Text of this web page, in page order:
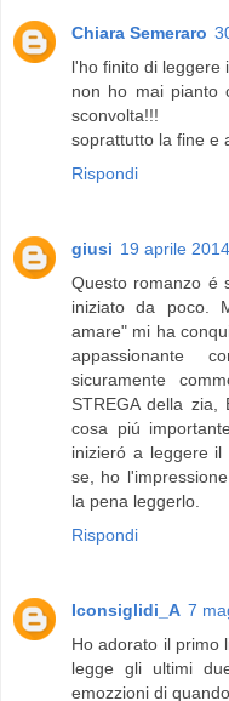
Chiara Semeraro
l'ho finito di leggere
non ho mai pianto
sconvolta!!!
soprattutto la fine e
Rispondi
giusi 19 aprile
Questo romanzo é
iniziato da poco.
amare" mi ha
appassionante
sicuramente
STREGA della
cosa piú
inizieró a leggere il
se, ho
la pena leggerlo.
Rispondi
Iconsiglidi_A 7
Ho adorato il primo
legge gli ultimi
emozzioni di